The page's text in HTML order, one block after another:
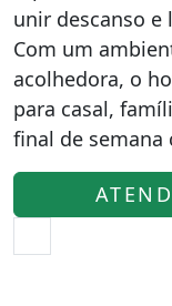
unir descanso e
Com um
acolhedora, o
para casal,
final de